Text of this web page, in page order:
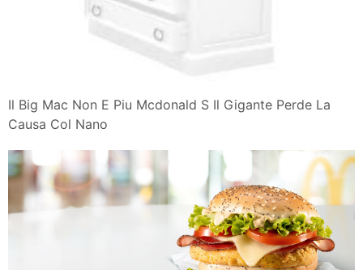
Il Big Mac Non E Piu Mcdonald S Il Gigante Perde La
Causa Col Nano